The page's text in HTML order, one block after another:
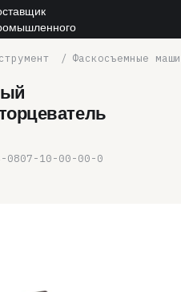
Фаскосъемные
0807-10-00-00-0